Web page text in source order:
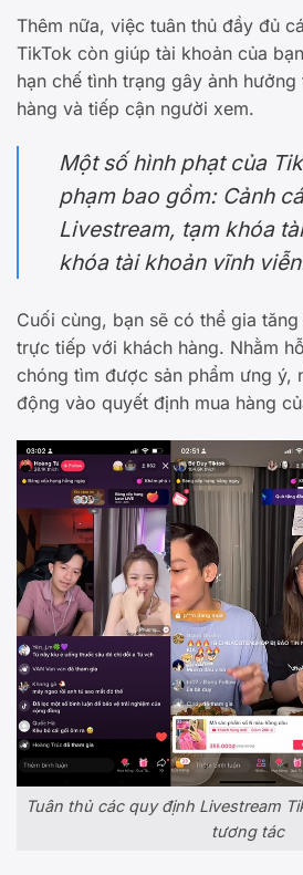
Thêm nữa, việc tuân thủ đầy đủ
TikTok còn giúp tài khoản của
hạn chế tình trạng gây ảnh
hàng và tiếp cận người xem.
Một số hình phạt của
phạm bao gồm: Cảnh
Livestream, tạm khóa
khóa tài khoản vĩnh
Cuối cùng, bạn sẽ có thể gia
trực tiếp với khách hàng. Nhằm
chóng tìm được sản phẩm ưng ý,
động vào quyết định mua hàng
Tuân thủ các quy định Livestream
tương tác